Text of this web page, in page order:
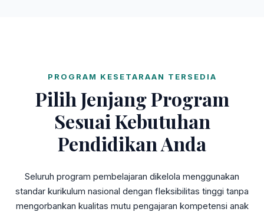
PROGRAM KESETARAAN TERSEDIA
Pilih Jenjang Program
Sesuai Kebutuhan
Pendidikan Anda
Seluruh program pembelajaran dikelola menggunakan
standar kurikulum nasional dengan fleksibilitas tinggi tanpa
mengorbankan kualitas mutu pengajaran kompetensi anak